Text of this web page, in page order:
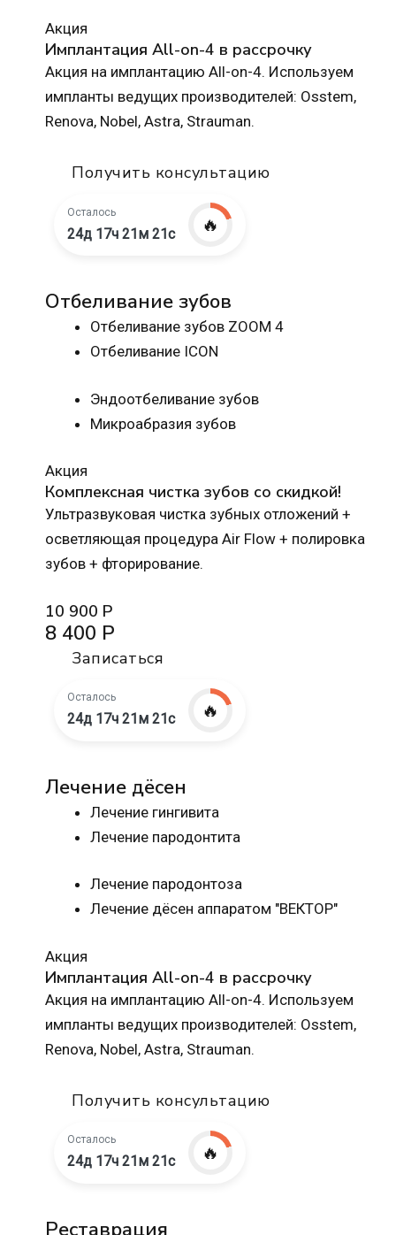
Акция
Имплантация All-on-4 в рассрочку
Акция на имплантацию All-on-4. Используем
импланты ведущих производителей: Osstem,
Renova, Nobel, Astra, Strauman.
Получить консультацию
Осталось
24д 17ч 21м 20с 🔥
Отбеливание зубов
Отбеливание зубов ZOOM 4
Отбеливание ICON
Эндоотбеливание зубов
Микроабразия зубов
Акция
Комплексная чистка зубов со скидкой!
Ультразвуковая чистка зубных отложений +
осветляющая процедура Air Flow + полировка
зубов + фторирование.
10 900 Р
8 400 Р
Записаться
Осталось
24д 17ч 21м 20с 🔥
Лечение дёсен
Лечение гингивита
Лечение пародонтита
Лечение пародонтоза
Лечение дёсен аппаратом "ВЕКТОР"
Акция
Имплантация All-on-4 в рассрочку
Акция на имплантацию All-on-4. Используем
импланты ведущих производителей: Osstem,
Renova, Nobel, Astra, Strauman.
Получить консультацию
Осталось
24д 17ч 21м 20с 🔥
Реставрация